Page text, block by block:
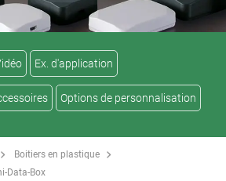
Ex. d'application
Options de personnalisation
Boitiers en plastique
Data-Box